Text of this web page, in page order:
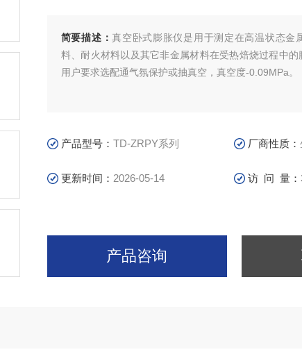
简要描述：真空卧式膨胀仪是用于测定在高温状态金
料、耐火材料以及其它非金属材料在受热焙烧过程中
用户要求选配通气氛保护或抽真空，真空度-0.09MPa。
产品型号： TD-ZRPY系列 厂商性质：
更新时间： 2026-05-14 访 问 量：
产品咨询